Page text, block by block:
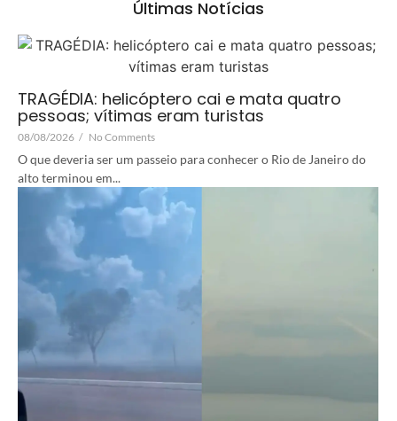
Últimas Notícias
TRAGÉDIA: helicóptero cai e mata quatro
pessoas; vítimas eram turistas
08/08/2026 / No Comments
O que deveria ser um passeio para conhecer o Rio de Janeiro do
alto terminou em...